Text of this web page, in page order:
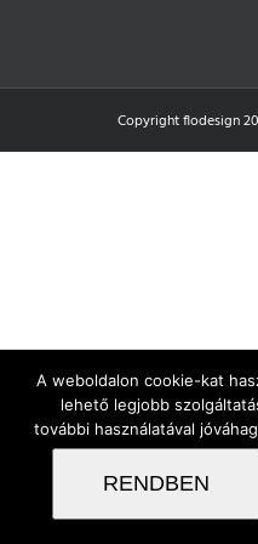
Copyright flodesign
A weboldalon cookie-kat
lehető legjobb
további használatával
RENDBEN